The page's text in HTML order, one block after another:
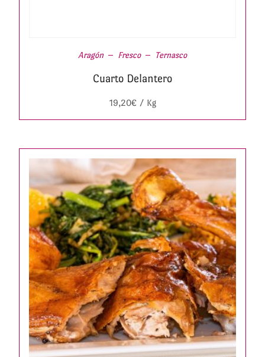
Aragón Fresco Ternasco
Cuarto Delantero
19,20€/ Kg